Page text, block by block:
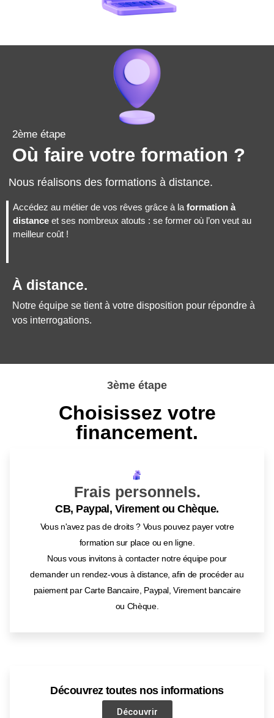
2ème étape
Où faire votre formation ?
Nous réalisons des formations à distance.
Accédez au métier de vos rêves grâce à la formation à
distance et ses nombreux atouts : se former où l’on veut au
meilleur coût !
À distance.
Notre équipe se tient à votre disposition pour répondre à
vos interrogations.
3ème étape
Choisissez votre
financement.
Frais personnels.
CB, Paypal, Virement ou Chèque.
Vous n'avez pas de droits ? Vous pouvez payer votre
formation sur place ou en ligne.
Nous vous invitons à contacter notre équipe pour
demander un rendez-vous à distance, afin de procéder au
paiement par Carte Bancaire, Paypal, Virement bancaire
ou Chèque.
Découvrez toutes nos informations
Découvrir